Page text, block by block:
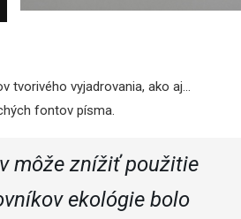
vyjadrovania, ako aj…
fontov písma.
môže znížiť použitie
ekológie bolo